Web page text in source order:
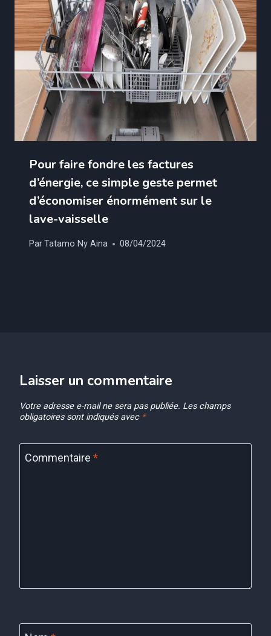
Pour faire fondre les factures
d’énergie, ce simple geste permet
d’économiser énormément sur le
lave-vaisselle
ParTatamo Ny Aina 08/04/2024
Laisser un commentaire
Votre adresse e-mail ne sera pas publiée. Les champs
obligatoires sont indiqués avec *
Commentaire *